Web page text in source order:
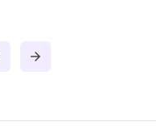
arrow_forward